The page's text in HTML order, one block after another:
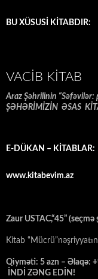
BU XÜSUSİ KİTABDIR:
VACIB KITAB
Araz Şəhrilinin “Səfəvilər:
ŞƏHƏRİMİZİN ƏSAS
E-DÜKAN – KİTABLAR:
www.kitabevim.az
Zaur USTAC,“45”
Kitab
Qiyməti: 5 azn – Əlaqə:
İNDİ ZƏNG EDİN!